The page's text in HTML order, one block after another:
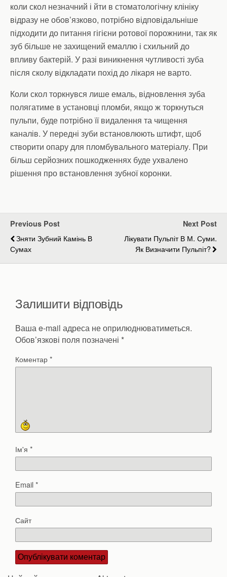
коли скол незначний і йти в стоматологічну клініку
відразу не обов’язково, потрібно відповідальніше
підходити до питання гігієни ротової порожнини, так як
зуб більше не захищений емаллю і схильний до
впливу бактерій. У разі виникнення чутливості зуба
після сколу відкладати похід до лікаря не варто.
Коли скол торкнувся лише емаль, відновлення зуба
полягатиме в установці пломби, якщо ж торкнуться
пульпи, буде потрібно її видалення та чищення
каналів. У передні зуби встановлюють штифт, щоб
створити опару для пломбувального матеріалу. При
більш серйозних пошкодженнях буде ухвалено
рішення про встановлення зубної коронки.
Previous Post
Зняти Зубний Камінь В
Сумах
Next Post
Лікувати Пульпіт В М. Суми.
Як Визначити Пульпіт?
Залишити відповідь
Ваша e-mail адреса не оприлюднюватиметься.
Обов’язкові поля позначені *
Коментар*
Ім'я *
Email*
Сайт